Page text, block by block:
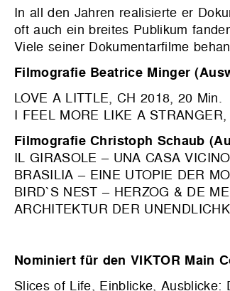
In all den Jahren realisierte er
oft auch ein breites Publikum
Viele seiner Dokumentarfilme
Filmografie Beatrice Minger
LOVE A LITTLE, CH 2018, 20 Min.
I FEEL MORE LIKE A
Filmografie Christoph Schaub
IL GIRASOLE – UNA CASA
BRASILIA – EINE UTOPIE DER
BIRD`S NEST – HERZOG & DE
ARCHITEKTUR DER
Nominiert für den VIKTOR Main
Slices of Life, Einblicke, Ausblicke: